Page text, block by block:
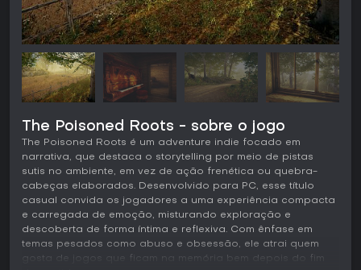
The Poisoned Roots - sobre o jogo
The Poisoned Roots é um adventure indie focado em
narrativa, que destaca o storytelling por meio de pistas
sutis no ambiente, em vez de ação frenética ou quebra-
cabeças elaborados. Desenvolvido para PC, esse título
casual convida os jogadores a uma experiência compacta
e carregada de emoção, misturando exploração e
descoberta de forma íntima e reflexiva. Com ênfase em
temas pesados como abuso e obsessão, ele atrai quem
gosta de jogos que ficam na memória bem depois do fim